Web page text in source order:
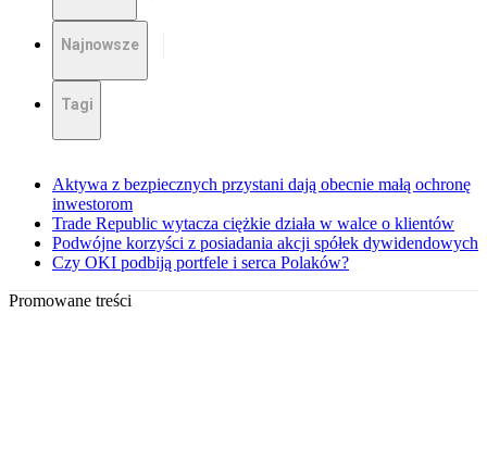
Najnowsze
Tagi
Aktywa z bezpiecznych przystani dają obecnie małą ochronę
inwestorom
Trade Republic wytacza ciężkie działa w walce o klientów
Podwójne korzyści z posiadania akcji spółek dywidendowych
Czy OKI podbiją portfele i serca Polaków?
Promowane treści